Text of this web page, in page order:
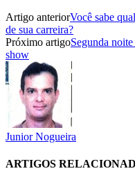
Artigo anteriorVocê sabe
de sua carreira?
Próximo artigoSegunda
show
Junior Nogueira
ARTIGOS